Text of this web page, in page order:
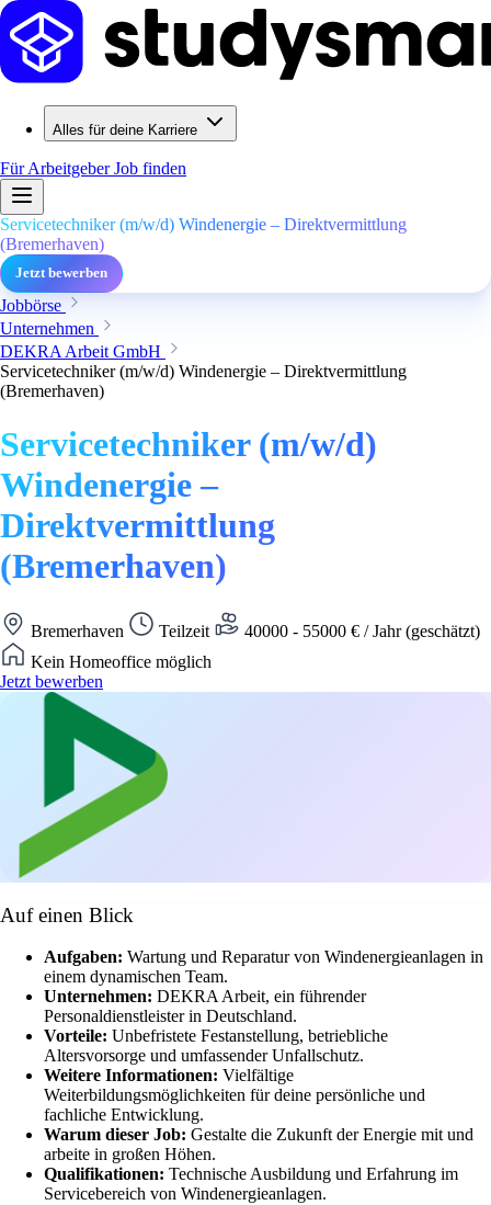
Alles für deine Karriere
Für ArbeitgeberJob finden
Servicetechniker (m/w/d) Windenergie – Direktvermittlung
(Bremerhaven)
Jetzt bewerben
Jobbörse
Unternehmen
DEKRA Arbeit GmbH
Servicetechniker (m/w/d) Windenergie – Direktvermittlung
(Bremerhaven)
Servicetechniker (m/w/d)
Windenergie –
Direktvermittlung
(Bremerhaven)
Bremerhaven Teilzeit
40000 - 55000 € / Jahr (geschätzt)
Kein Homeoffice möglich
Jetzt bewerben
Auf einen Blick
Aufgaben: Wartung und Reparatur von Windenergieanlagen in
einem dynamischen Team.
Unternehmen: DEKRA Arbeit, ein führender
Personaldienstleister in Deutschland.
Vorteile: Unbefristete Festanstellung, betriebliche
Altersvorsorge und umfassender Unfallschutz.
Weitere Informationen: Vielfältige
Weiterbildungsmöglichkeiten für deine persönliche und
fachliche Entwicklung.
Warum dieser Job: Gestalte die Zukunft der Energie mit und
arbeite in großen Höhen.
Qualifikationen: Technische Ausbildung und Erfahrung im
Servicebereich von Windenergieanlagen.